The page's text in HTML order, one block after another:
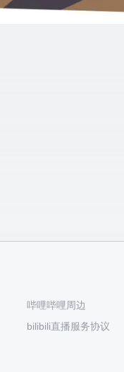
哔哩哔哩周边
bilibili直播服务协议